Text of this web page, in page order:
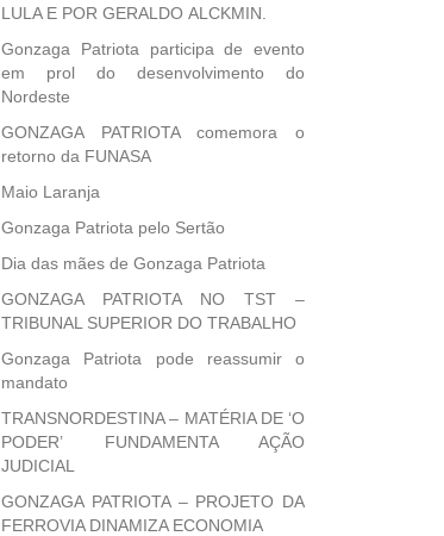
LULA E POR GERALDO ALCKMIN.
Gonzaga Patriota participa de evento
em prol do desenvolvimento do
Nordeste
GONZAGA PATRIOTA comemora o
retorno da FUNASA
Maio Laranja
Gonzaga Patriota pelo Sertão
Dia das mães de Gonzaga Patriota
GONZAGA PATRIOTA NO TST –
TRIBUNAL SUPERIOR DO TRABALHO
Gonzaga Patriota pode reassumir o
mandato
TRANSNORDESTINA – MATÉRIA DE ‘O
PODER’ FUNDAMENTA AÇÃO
JUDICIAL
GONZAGA PATRIOTA – PROJETO DA
FERROVIA DINAMIZA ECONOMIA